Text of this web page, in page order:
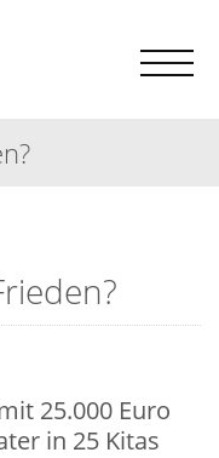
25.000 Euro
in 25 Kitas